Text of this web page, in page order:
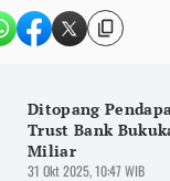
Ditopang
Trust Bank
Miliar
31 Okt 2025, 10:47 WIB